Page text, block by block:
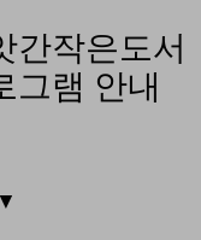
간작은도서
그램 안내